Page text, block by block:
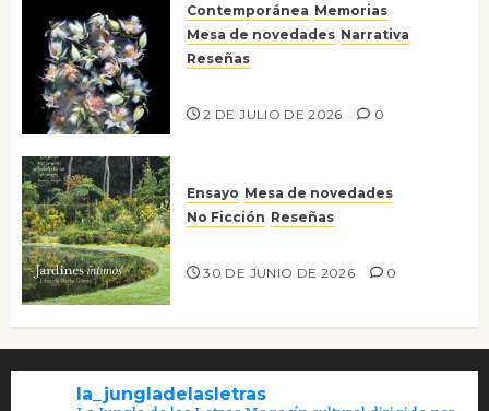
Contemporánea Memorias
Mesa de novedades Narrativa
Reseñas
2 DE JULIO DE 2026 0
Ensayo Mesa de novedades
No Ficción Reseñas
30 DE JUNIO DE 2026 0
la_jungladelasletras